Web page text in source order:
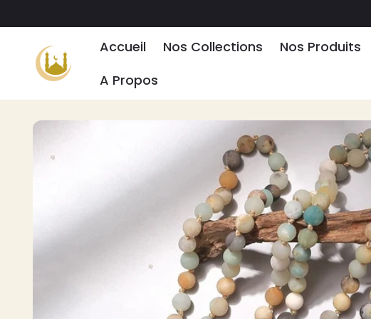
Accueil Nos Collections Nos Produits
A Propos